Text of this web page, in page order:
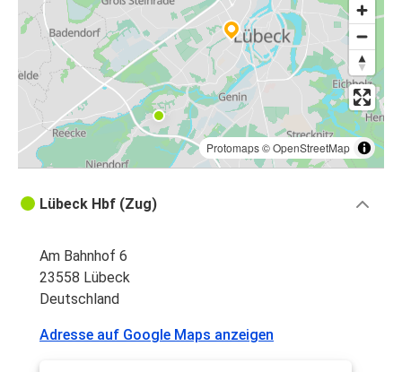
Protomaps©OpenStreetMap
Lübeck Hbf (Zug)
Am Bahnhof 6
23558 Lübeck
Deutschland
Adresse auf Google Maps anzeigen